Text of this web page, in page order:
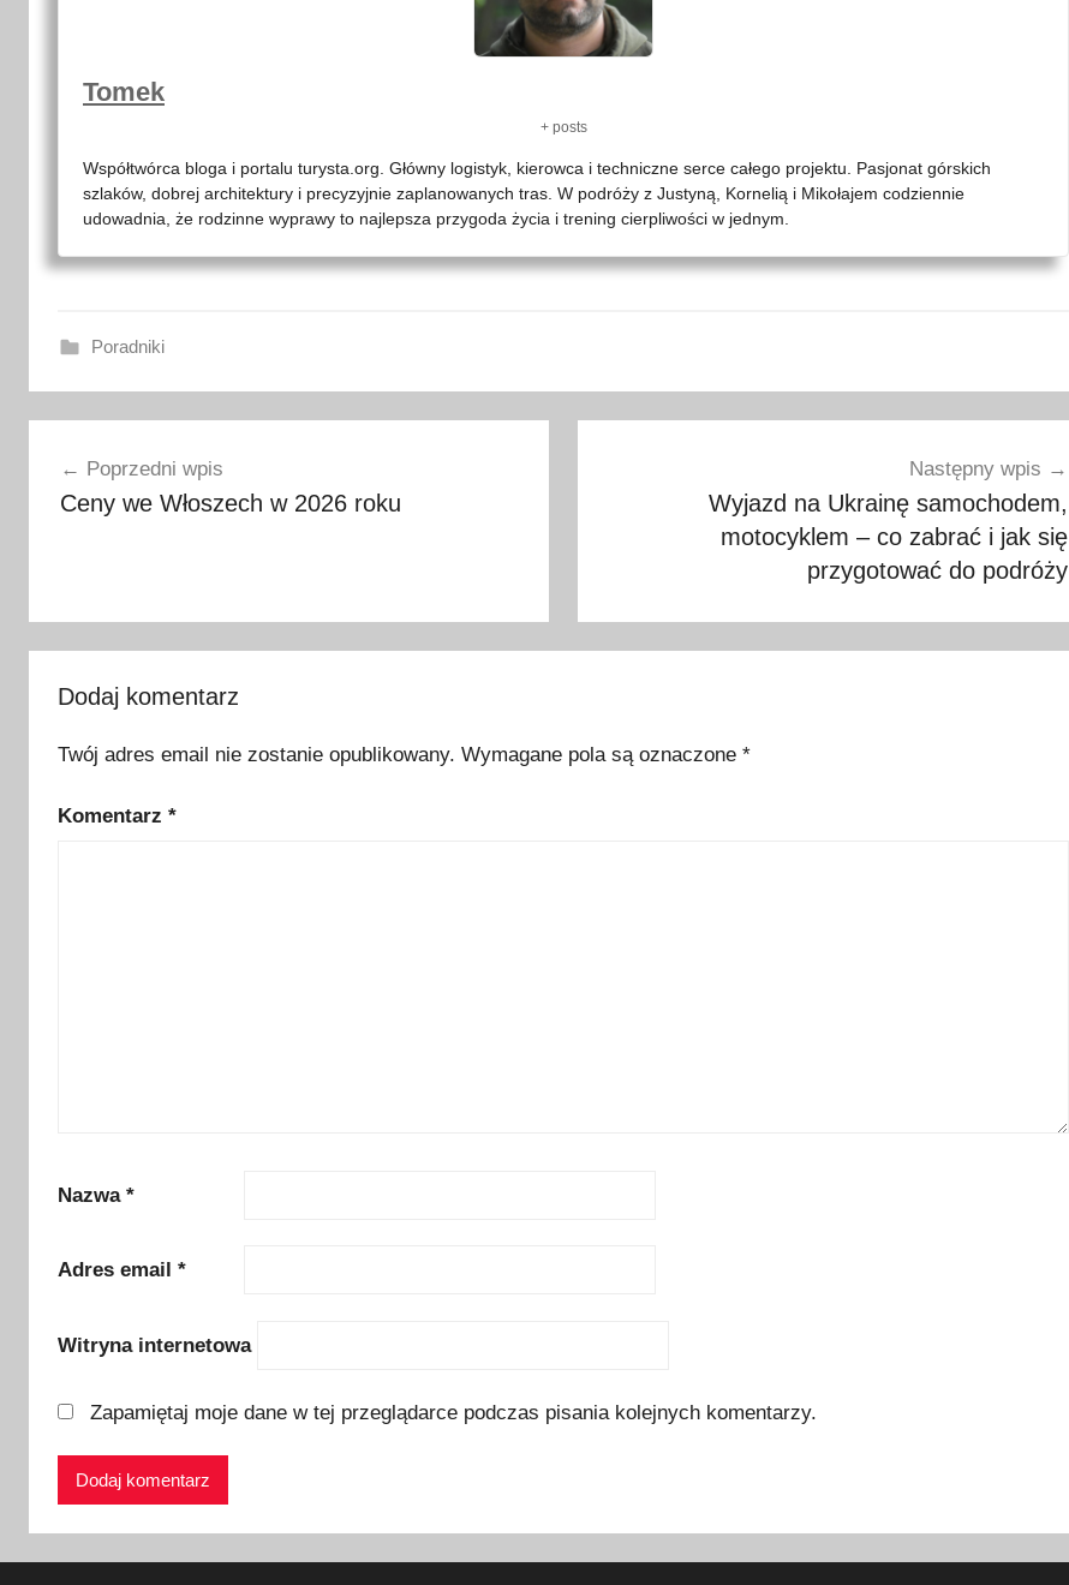
Tomek
+ posts
Współtwórca bloga i portalu turysta.org. Główny logistyk, kierowca i techniczne serce całego projektu. Pasjonat górskich
szlaków, dobrej architektury i precyzyjnie zaplanowanych tras. W podróży z Justyną, Kornelią i Mikołajem codziennie
udowadnia, że rodzinne wyprawy to najlepsza przygoda życia i trening cierpliwości w jednym.
Poradniki
u
t
,
l
t
,
j
o
n
c
e
j
,
wpisuPoprzedni wpis
Ceny we Włoszech w 2026 roku
Następny wpis
Wyjazd na Ukrainę samochodem,
motocyklem – co zabrać i jak się
przygotować do podróży
Dodaj komentarz
Twój adres email nie zostanie opublikowany. Wymagane pola są oznaczone *
Komentarz *
Nazwa *
Adres email *
Witryna internetowa
Zapamiętaj moje dane w tej przeglądarce podczas pisania kolejnych komentarzy.